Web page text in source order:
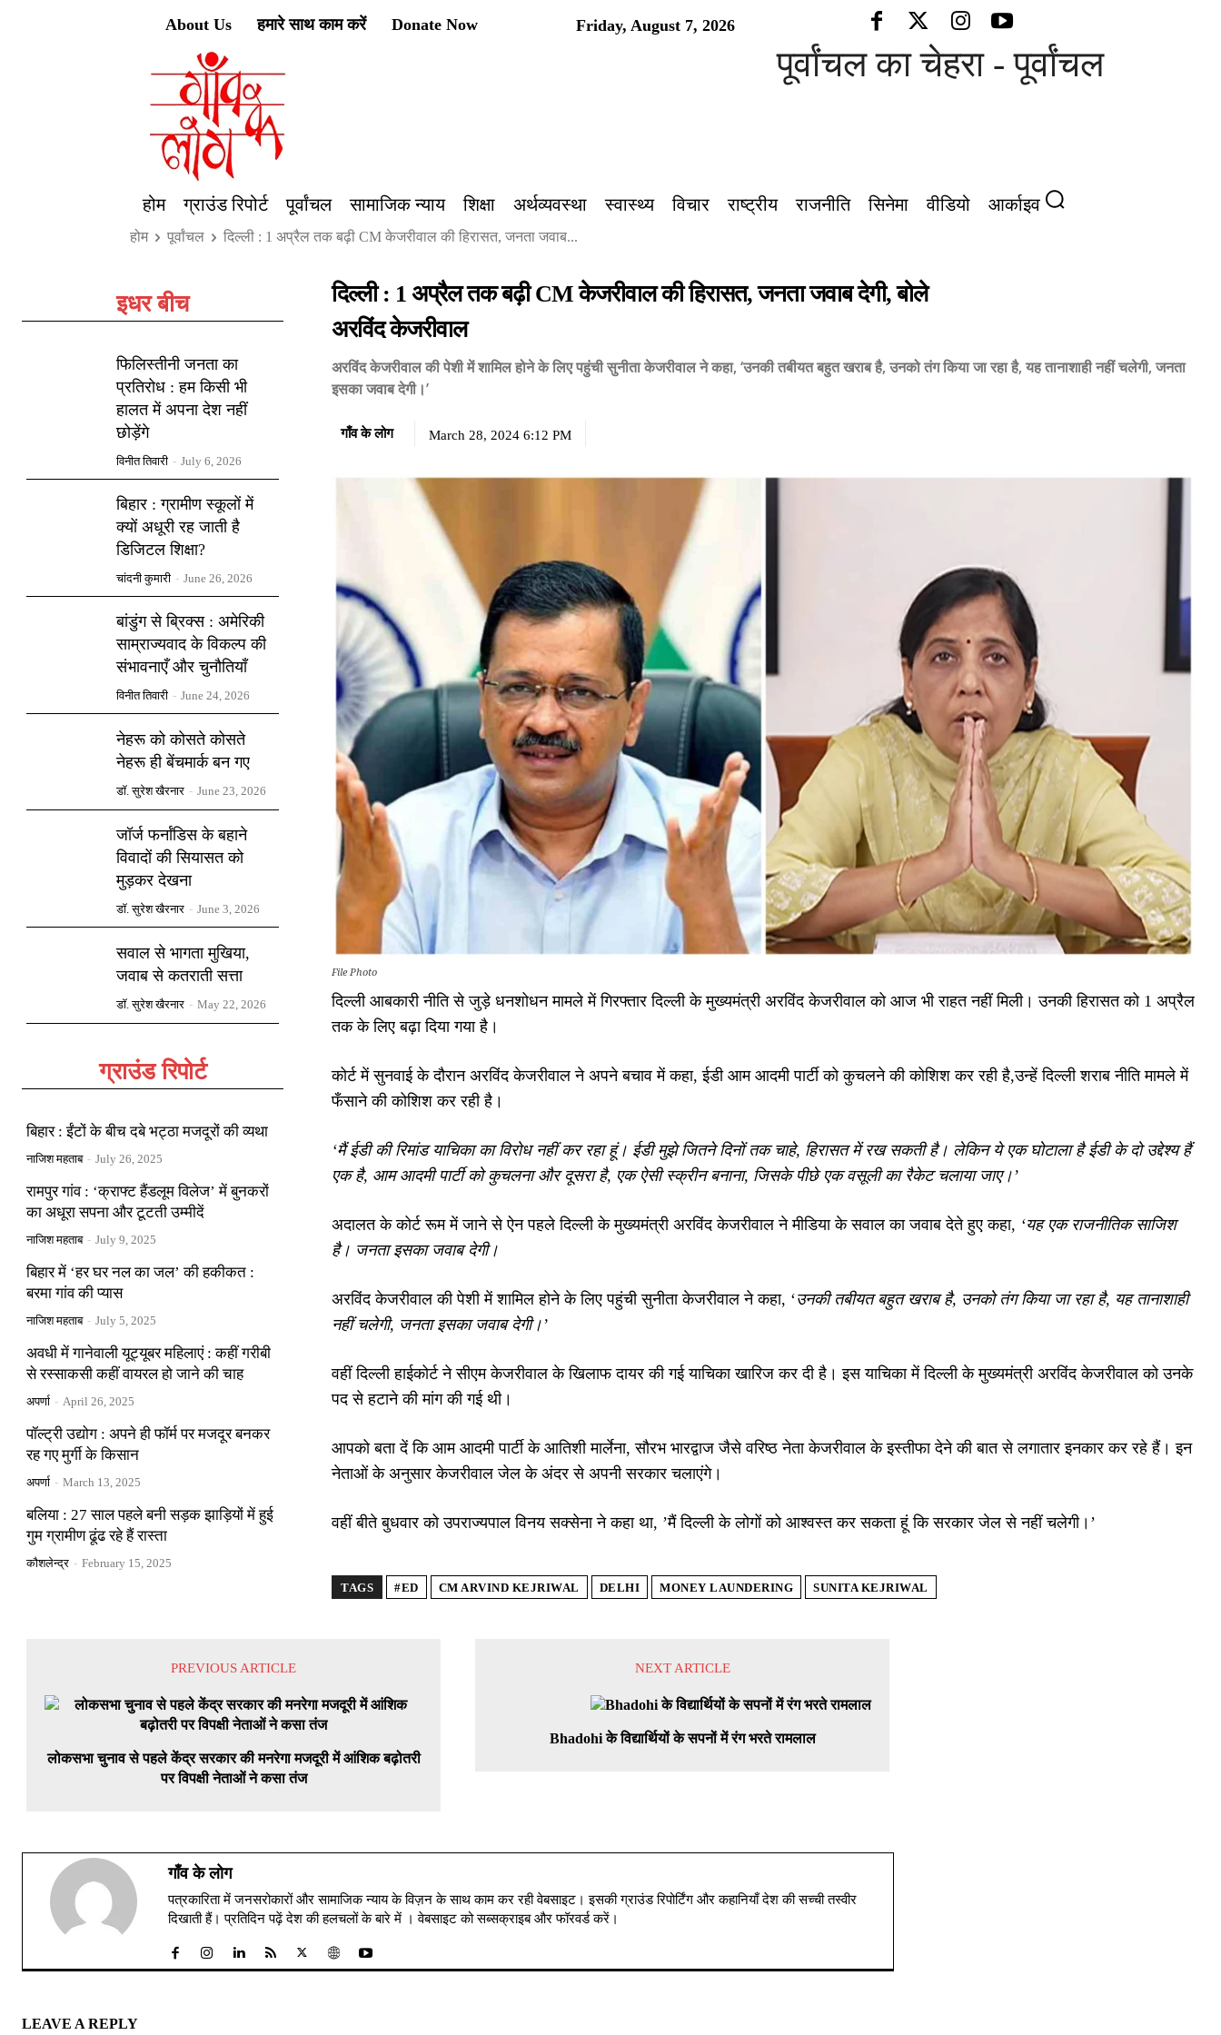
Friday, August 7, 2026
About Us हमारे साथ काम करें Donate Now
पूर्वांचल का चेहरा - पूर्वांचल की आवाज़
होम ग्राउंड रिपोर्ट पूर्वांचल सामाजिक न्याय शिक्षा अर्थव्यवस्था स्वास्थ्य विचार राष्ट्रीय राजनीति सिनेमा वीडियो आर्काइव
होम पूर्वांचल दिल्ली : 1 अप्रैल तक बढ़ी CM केजरीवाल की हिरासत, जनता जवाब...
इधर बीच
फिलिस्तीनी जनता का
प्रतिरोध : हम किसी भी
हालत में अपना देश नहीं
छोड़ेंगे
विनीत तिवारी - July 6, 2026
बिहार : ग्रामीण स्कूलों में
क्यों अधूरी रह जाती है
डिजिटल शिक्षा?
चांदनी कुमारी - June 26, 2026
बांडुंग से ब्रिक्स : अमेरिकी
साम्राज्यवाद के विकल्प की
संभावनाएँ और चुनौतियाँ
विनीत तिवारी - June 24, 2026
नेहरू को कोसते कोसते
नेहरू ही बेंचमार्क बन गए
डॉ. सुरेश खैरनार - June 23, 2026
जॉर्ज फर्नांडिस के बहाने
विवादों की सियासत को
मुड़कर देखना
डॉ. सुरेश खैरनार - June 3, 2026
सवाल से भागता मुखिया,
जवाब से कतराती सत्ता
डॉ. सुरेश खैरनार - May 22, 2026
ग्राउंड रिपोर्ट
बिहार : ईंटों के बीच दबे भट्ठा मजदूरों की व्यथा
नाजिश महताब - July 26, 2025
रामपुर गांव : ‘क्राफ्ट हैंडलूम विलेज’ में बुनकरों
का अधूरा सपना और टूटती उम्मीदें
नाजिश महताब - July 9, 2025
बिहार में ‘हर घर नल का जल’ की हकीकत :
बरमा गांव की प्यास
नाजिश महताब - July 5, 2025
अवधी में गानेवाली यूट्यूबर महिलाएं : कहीं गरीबी
से रस्साकसी कहीं वायरल हो जाने की चाह
अपर्णा - April 26, 2025
पॉल्ट्री उद्योग : अपने ही फॉर्म पर मजदूर बनकर
रह गए मुर्गी के किसान
अपर्णा - March 13, 2025
बलिया : 27 साल पहले बनी सड़क झाड़ियों में हुई
गुम ग्रामीण ढूंढ रहे हैं रास्ता
कौशलेन्द्र - February 15, 2025
दिल्ली : 1 अप्रैल तक बढ़ी CM केजरीवाल की हिरासत, जनता जवाब देगी, बोले
अरविंद केजरीवाल
अरविंद केजरीवाल की पेशी में शामिल होने के लिए पहुंची सुनीता केजरीवाल ने कहा, ‘उनकी तबीयत बहुत खराब है, उनको तंग किया जा रहा है, यह तानाशाही नहीं चलेगी, जनता
इसका जवाब देगी।’
गाँव के लोग March 28, 2024 6:12 PM
File Photo
दिल्ली आबकारी नीति से जुड़े धनशोधन मामले में गिरफ्तार दिल्ली के मुख्यमंत्री अरविंद केजरीवाल को आज भी राहत नहीं मिली। उनकी हिरासत को 1 अप्रैल
तक के लिए बढ़ा दिया गया है।
कोर्ट में सुनवाई के दौरान अरविंद केजरीवाल ने अपने बचाव में कहा, ईडी आम आदमी पार्टी को कुचलने की कोशिश कर रही है,उन्हें दिल्ली शराब नीति मामले में
फँसाने की कोशिश कर रही है।
‘मैं ईडी की रिमांड याचिका का विरोध नहीं कर रहा हूं। ईडी मुझे जितने दिनों तक चाहे, हिरासत में रख सकती है। लेकिन ये एक घोटाला है ईडी के दो उद्देश्य हैं
एक है, आम आदमी पार्टी को कुचलना और दूसरा है, एक ऐसी स्क्रीन बनाना, जिसके पीछे एक वसूली का रैकेट चलाया जाए।’
अदालत के कोर्ट रूम में जाने से ऐन पहले दिल्ली के मुख्यमंत्री अरविंद केजरीवाल ने मीडिया के सवाल का जवाब देते हुए कहा, ‘यह एक राजनीतिक साजिश
है। जनता इसका जवाब देगी।
अरविंद केजरीवाल की पेशी में शामिल होने के लिए पहुंची सुनीता केजरीवाल ने कहा, ‘उनकी तबीयत बहुत खराब है, उनको तंग किया जा रहा है, यह तानाशाही
नहीं चलेगी, जनता इसका जवाब देगी।’
वहीं दिल्ली हाईकोर्ट ने सीएम केजरीवाल के खिलाफ दायर की गई याचिका खारिज कर दी है। इस याचिका में दिल्ली के मुख्यमंत्री अरविंद केजरीवाल को उनके
पद से हटाने की मांग की गई थी।
आपको बता दें कि आम आदमी पार्टी के आतिशी मार्लेना, सौरभ भारद्वाज जैसे वरिष्ठ नेता केजरीवाल के इस्तीफा देने की बात से लगातार इनकार कर रहे हैं। इन
नेताओं के अनुसार केजरीवाल जेल के अंदर से अपनी सरकार चलाएंगे।
वहीं बीते बुधवार को उपराज्यपाल विनय सक्सेना ने कहा था, ’मैं दिल्ली के लोगों को आश्वस्त कर सकता हूं कि सरकार जेल से नहीं चलेगी।’
TAGS #ED CM ARVIND KEJRIWAL DELHI MONEY LAUNDERING SUNITA KEJRIWAL
PREVIOUS ARTICLE
लोकसभा चुनाव से पहले केंद्र सरकार की मनरेगा मजदूरी में आंशिक बढ़ोतरी
पर विपक्षी नेताओं ने कसा तंज
NEXT ARTICLE
Bhadohi के विद्यार्थियों के सपनों में रंग भरते रामलाल
गाँव के लोग
पत्रकारिता में जनसरोकारों और सामाजिक न्याय के विज़न के साथ काम कर रही वेबसाइट। इसकी ग्राउंड रिपोर्टिंग और कहानियाँ देश की सच्ची तस्वीर
दिखाती हैं। प्रतिदिन पढ़ें देश की हलचलों के बारे में । वेबसाइट को सब्सक्राइब और फॉरवर्ड करें।
LEAVE A REPLY